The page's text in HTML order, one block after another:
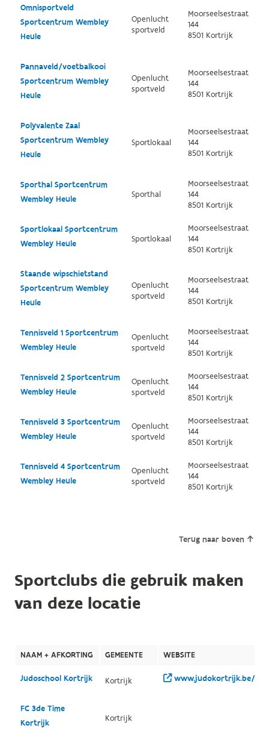
Omnisportveld
Sportcentrum Wembley
Heule
Openlucht
sportveld
Moorseelsestraat
144
8501 Kortrijk
Pannaveld/voetbalkooi
Sportcentrum Wembley
Heule
Openlucht
sportveld
Moorseelsestraat
144
8501 Kortrijk
Polyvalente Zaal
Sportcentrum Wembley
Heule
Sportlokaal
Moorseelsestraat
144
8501 Kortrijk
Sporthal Sportcentrum
Wembley Heule
Sporthal
Moorseelsestraat
144
8501 Kortrijk
Sportlokaal Sportcentrum
Wembley Heule
Sportlokaal
Moorseelsestraat
144
8501 Kortrijk
Staande wipschietstand
Sportcentrum Wembley
Heule
Openlucht
sportveld
Moorseelsestraat
144
8501 Kortrijk
Tennisveld 1 Sportcentrum
Wembley Heule
Openlucht
sportveld
Moorseelsestraat
144
8501 Kortrijk
Tennisveld 2 Sportcentrum
Wembley Heule
Openlucht
sportveld
Moorseelsestraat
144
8501 Kortrijk
Tennisveld 3 Sportcentrum
Wembley Heule
Openlucht
sportveld
Moorseelsestraat
144
8501 Kortrijk
Tennisveld 4 Sportcentrum
Wembley Heule
Openlucht
sportveld
Moorseelsestraat
144
8501 Kortrijk
Terug naar boven
Sportclubs die gebruik maken
van deze locatie
NAAM + AFKORTING GEMEENTE WEBSITE
Judoschool Kortrijk Kortrijk www.judokortrijk.be/
FC 3de Time
Kortrijk
Kortrijk